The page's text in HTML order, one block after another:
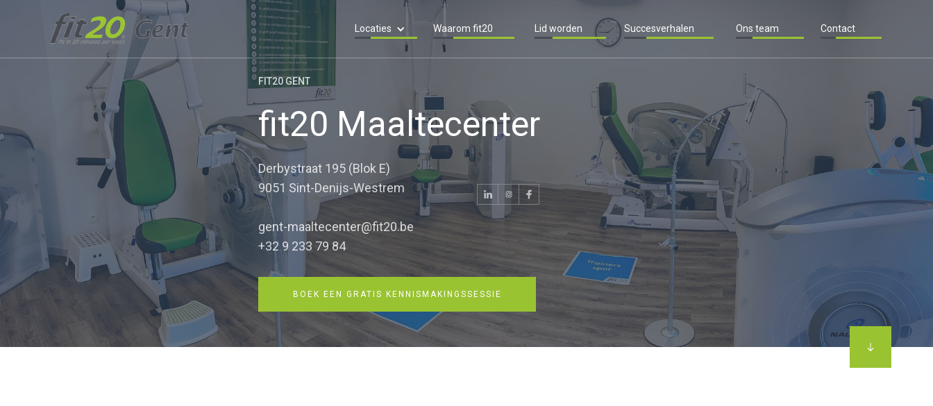
Locaties Waarom fit20 Lid worden Succesverhalen Ons team Contact
FIT20 GENT
fit20 Maaltecenter
Derbystraat 195 (Blok E)
9051 Sint-Denijs-Westrem
gent-maaltecenter@fit20.be
+32 9 233 79 84
BOEK EEN GRATIS KENNISMAKINGSSESSIE